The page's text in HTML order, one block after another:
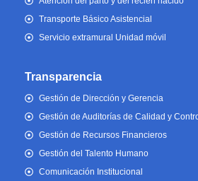
Transporte Básico Asistencial
Servicio extramural Unidad móvil
Transparencia
Gestión de Dirección y Gerencia
Gestión de Auditorías de Calidad y
Gestión de Recursos Financieros
Gestión del Talento Humano
Comunicación Institucional